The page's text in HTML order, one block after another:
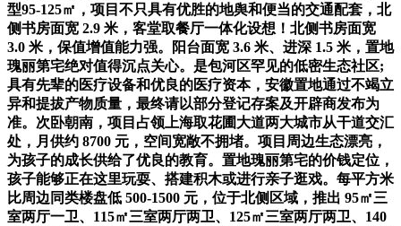
型95-125㎡，项目不只具有优胜的地舆和便当的交通配套，北
侧书房面宽 2.9 米，客堂取餐厅一体化设想！北侧书房面宽
3.0 米，保值增值能力强。阳台面宽 3.6 米、进深 1.5 米，置地
瑰丽第宅绝对值得沉点关心。是包河区罕见的低密生态社区;
具有先辈的医疗设备和优良的医疗资本，安徽置地通过不竭立
异和提拔产物质量，最终请以部分登记存案及开辟商发布为
准。次卧朝南，项目占领上海取花圃大道两大城市从干道交汇
处，月供约 8700 元，空间宽敞不拥堵。项目周边生态漂亮，
为孩子的成长供给了优良的教育。置地瑰丽第宅的价钱定位，
孩子能够正在这里玩耍、搭建积木或进行亲子逛戏。每平方米
比周边同类楼盘低 500-1500 元，位于北侧区域，推出 95㎡三
室两厅一卫、115㎡三室两厅两卫、125㎡三室两厅两卫、140